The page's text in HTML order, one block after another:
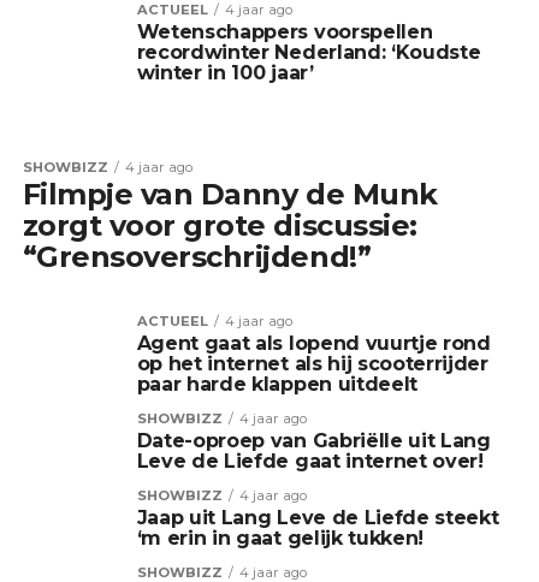
ACTUEEL 4 jaar ago
Wetenschappers voorspellen
recordwinter Nederland: ‘Koudste
winter in 100 jaar’
SHOWBIZZ 4 jaar ago
Filmpje van Danny de Munk
zorgt voor grote discussie:
“Grensoverschrijdend!”
ACTUEEL 4 jaar ago
Agent gaat als lopend vuurtje rond
op het internet als hij scooterrijder
paar harde klappen uitdeelt
SHOWBIZZ 4 jaar ago
Date-oproep van Gabriëlle uit Lang
Leve de Liefde gaat internet over!
SHOWBIZZ 4 jaar ago
Jaap uit Lang Leve de Liefde steekt
‘m erin in gaat gelijk tukken!
SHOWBIZZ 4 jaar ago